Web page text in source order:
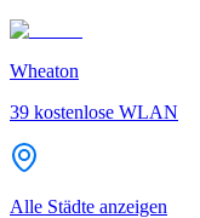
Wheaton
39 kostenlose WLAN
Alle Städte anzeigen